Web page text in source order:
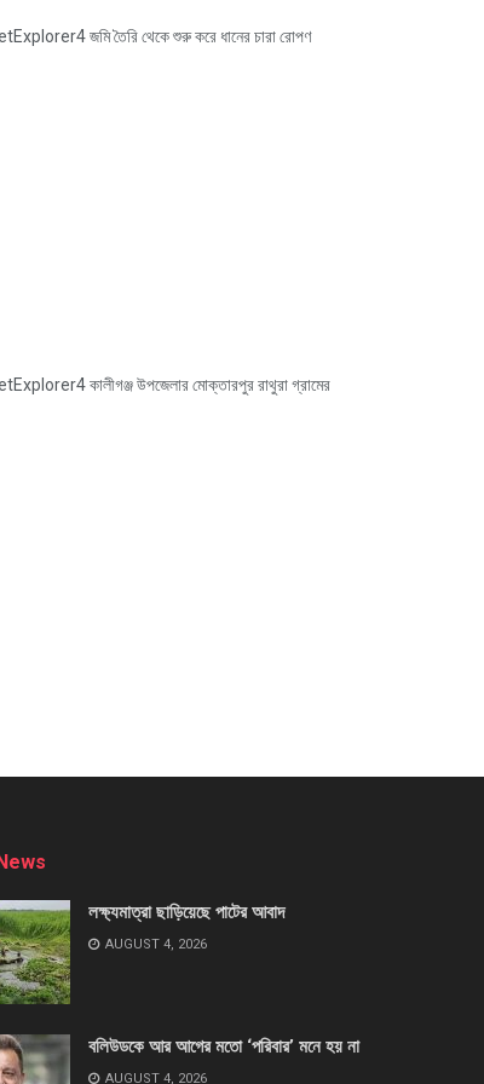
জমি তৈরি থেকে শুরু করে ধানের চারা রোপণ
কালীগঞ্জ উপজেলার মোক্তারপুর রাথুরা গ্রামের
লক্ষ্যমাত্রা ছাড়িয়েছে পাটের আবাদ
AUGUST 4, 2026
বলিউডকে আর আগের মতো ‘পরিবার’ মনে হয় না
AUGUST 4, 2026